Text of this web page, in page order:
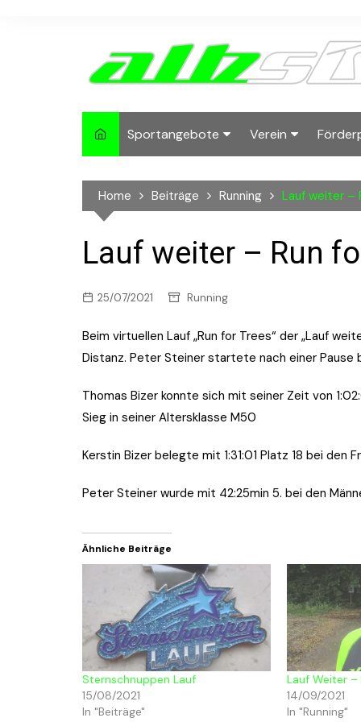
Sportangebote
albside Inside
Deutsches
Sportabzeichen
X-Mas Run
Verein
Mitgliedschaft
Ansprechpartner
2021
2018
2016
Home Beiträge Running Lauf weiter –
Lauf weiter – Run
25/07/2021 Running
Beim virtuellen Lauf „Run for Trees“ der „Lauf
Distanz. Peter Steiner startete nach einer Pause
Thomas Bizer konnte sich mit seiner Zeit von
Sieg in seiner Altersklasse M50
Kerstin Bizer belegte mit 1:31:01 Platz 18 bei den
Peter Steiner wurde mit 42:25min 5. bei den
Ähnliche Beiträge
Sternschnuppen Lauf
15/08/2021
In "Beiträge"
Lauf Weiter
14/09/2021
In "Running"